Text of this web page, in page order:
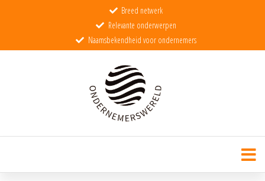
Breed netwerk
Relevante onderwerpen
Naamsbekendheid voor ondernemers
OndernemerswereldDe wereld voor echte ondernemers